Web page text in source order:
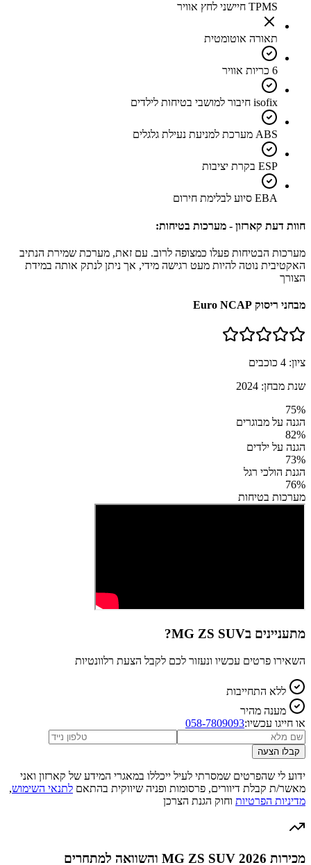
TPMS חיישני לחץ אוויר
תאורה אוטומטית
6 כריות אוויר
isofix חיבור למושבי בטיחות לילדים
ABS מערכת למניעת נעילת גלגלים
ESP בקרת יציבות
EBA סיוע לבלימת חירום
חוות דעת קארזון - מערכות בטיחות:
מערכות הבטיחות פעלו כמצופה לרוב. עם זאת, מערכת שמירת הנתיב
האקטיבית נוטה להיות מעט רגישה מידי, אך ניתן לנתק אותה במידת
הצורך
מבחני ריסוק Euro NCAP
ציון: 4 כוכבים
שנת מבחן: 2024
75%
הגנה על מבוגרים
82%
הגנה על ילדים
73%
הגנת הולכי רגל
76%
מערכות בטיחות
מתעניינים בMG ZS SUV
?
השאירו פרטים עכשיו ונעזור לכם לקבל הצעת רלוונטיות
ללא התחייבות
מענה מהיר
או חייגו עכשיו:058-7809093
קבלו הצעה
ידוע לי שהפרטים שמסרתי לעיל ייכללו במאגרי המידע של קארזון ואני
מאשר/ת קבלת דיוורים, פרסומות ופניה שיווקית בהתאם לתנאי השימוש,
מדיניות הפרטיות וחוק הגנת הצרכן
מכירות MG ZS SUV 2026 והשוואה למתחרים